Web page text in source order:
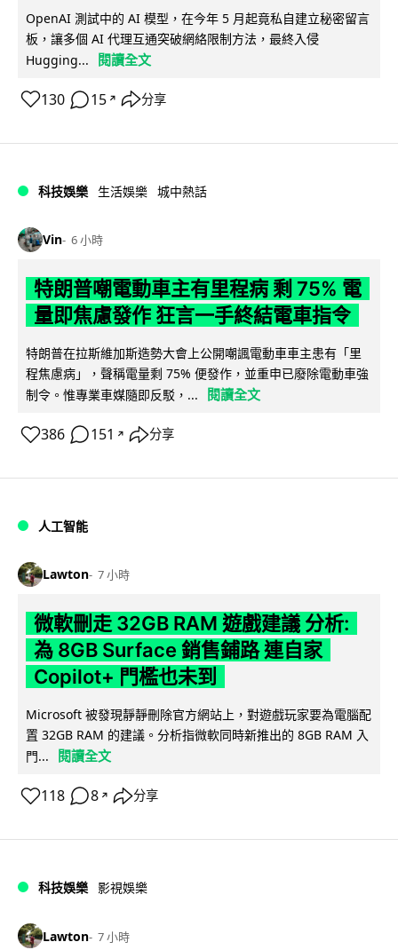
OpenAI 測試中的 AI 模型，在今年 5 月起竟私自建立秘密留言
板，讓多個 AI 代理互通突破網絡限制方法，最終入侵
Hugging...
閱讀全文
130 15 ↗ 分享
科技娛樂 生活娛樂 城中熱話
Vin 6 小時
特朗普嘲電動車主有里程病 剩 75% 電
量即焦慮發作 狂言一手終結電車指令
特朗普在拉斯維加斯造勢大會上公開嘲諷電動車車主患有「里
程焦慮病」，聲稱電量剩 75% 便發作，並重申已廢除電動車強
制令。惟專業車媒隨即反駁，...
閱讀全文
386 151 ↗ 分享
人工智能
Lawton 7 小時
微軟刪走 32GB RAM 遊戲建議 分析:
為 8GB Surface 銷售鋪路 連自家
Copilot+ 門檻也未到
Microsoft 被發現靜靜刪除官方網站上，對遊戲玩家要為電腦配
置 32GB RAM 的建議。分析指微軟同時新推出的 8GB RAM 入
門...
閱讀全文
118 8 ↗ 分享
科技娛樂 影視娛樂
Lawton 7 小時